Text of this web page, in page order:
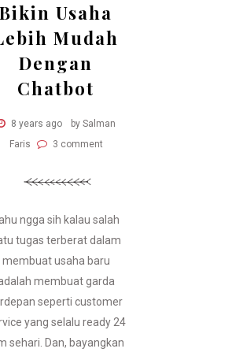
Bikin Usaha
Mudah
Dengan
Chatbot
8 years ago
by Salman
Faris
3 comment
ngga sih kalau salah
tugas terberat dalam
membuat usaha baru
membuat garda
seperti customer
yang selalu ready 24
sehari. Dan, bayangkan